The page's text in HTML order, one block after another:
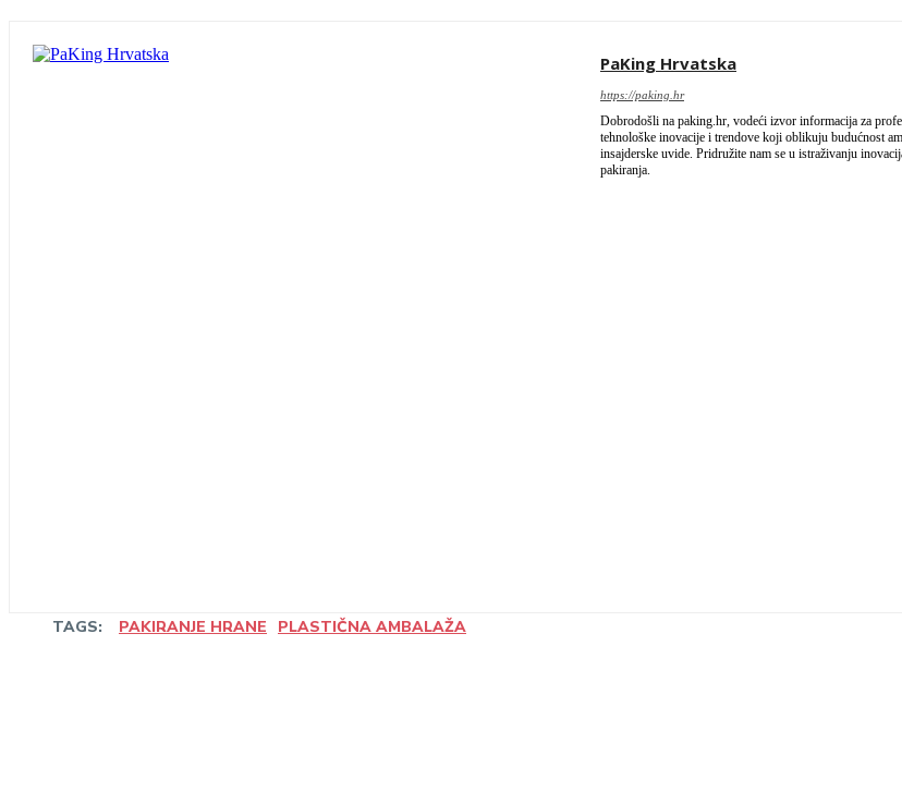
PaKing Hrvatska
https://paking.hr
Dobrodošli na paking.hr, vodeći izvor informacija za
tehnološke inovacije i trendove koji oblikuju budućnost
insajderske uvide. Pridružite nam se u istraživanju
pakiranja.
TAGS: PAKIRANJE HRANE PLASTIČNA AMBALAŽA